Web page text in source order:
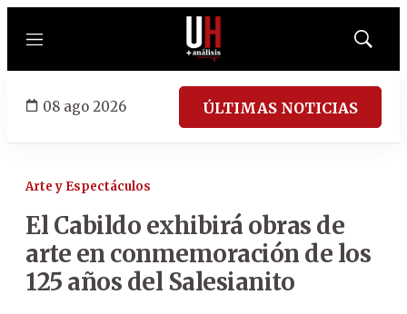
Menú
Mostrar
08 ago 2026 ÚLTIMAS NOTICIAS
Arte y Espectáculos
El Cabildo exhibirá obras de
arte en conmemoración de los
125 años del Salesianito